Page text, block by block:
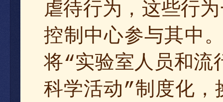
虐待行为，这些行
控制中心参与其中
将“实验室人员和流
科学活动”制度化 ，